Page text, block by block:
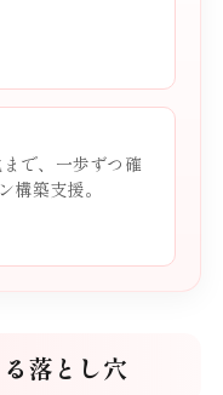
で、一歩ずつ確
構築支援。
落とし穴